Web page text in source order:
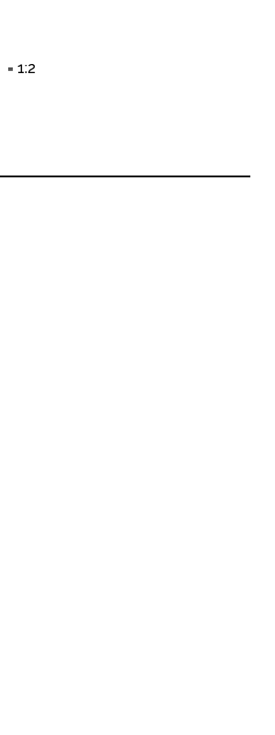
= 1:2